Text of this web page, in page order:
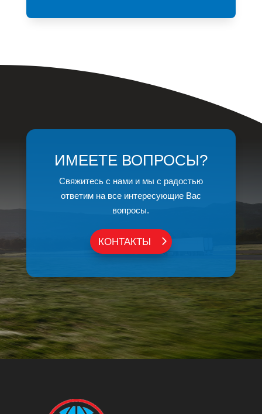
ИМЕЕТЕ ВОПРОСЫ?
Свяжитесь с нами и мы с радостью
ответим на все интересующие Вас
вопросы.
КОНТАКТЫ